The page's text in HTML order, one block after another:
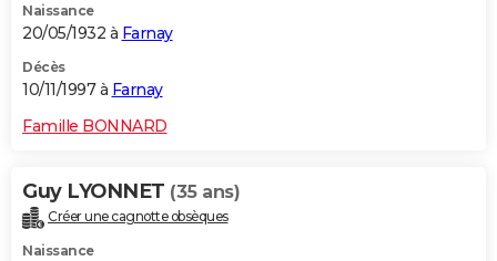
Naissance
20/05/1932 à Farnay
Décès
10/11/1997 à Farnay
Famille BONNARD
Guy LYONNET (35 ans)
Créer une cagnotte obsèques
Naissance